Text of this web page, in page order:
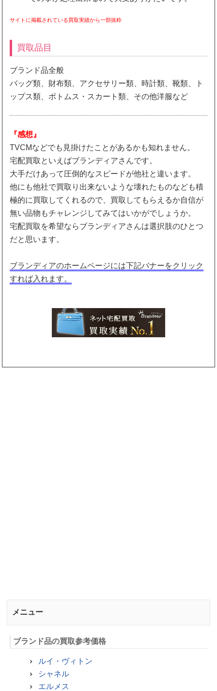
サイトに掲載されている買取実績から一部抜粋
買取品目
ブランド品全般
バッグ類、財布類、アクセサリー類、時計類、靴類、ト
ップス類、ボトムス・スカート類、その他洋服など
『感想』
TVCMなどでも見掛けたことがあるかも知れません。
宅配買取といえばブランディアさんです。
大手だけあって圧倒的なスピードが他社と違います。
他にも他社で買取り出来ないような壊れたものなども積
極的に買取してくれるので、買取してもらえるか自信が
無い品物もチャレンジしてみてはいかがでしょうか。
宅配買取を希望ならブランディアさんは選択肢のひとつ
だと思います。
ブランディアのホームページには下記バナーをクリック
すれば入れます。
メニュー
ブランド品の買取参考価格
ルイ・ヴィトン
シャネル
エルメス